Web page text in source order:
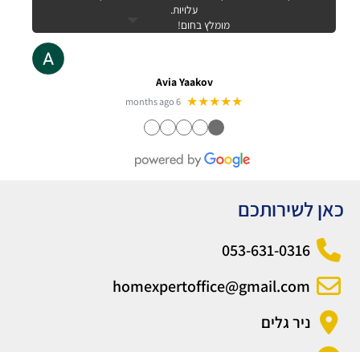
עלויות.
מומלץ בחום!
Avia Yaakov
★★★★★
6 months ago
●
●
●
●
●
כאן לשירותכם
053-631-0316
homexpertoffice@gmail.com
ניר גלים